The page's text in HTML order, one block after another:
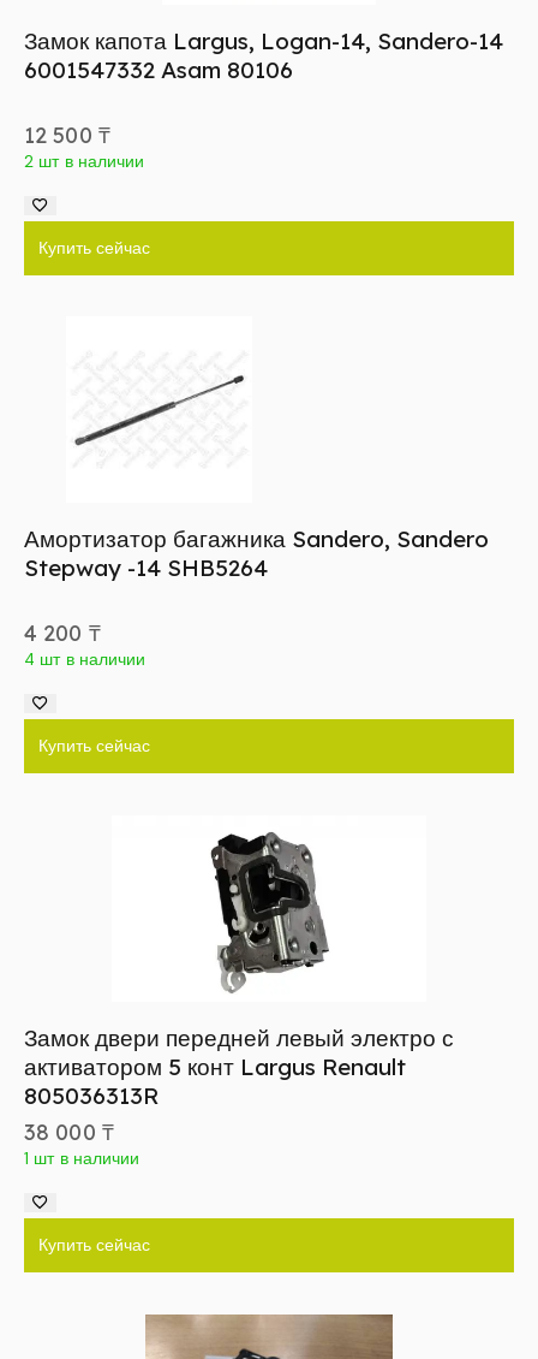
Замок капота Largus, Logan-14, Sandero-14
6001547332 Asam 80106
12 500 ₸
2 шт в наличии
Купить сейчас
Амортизатор багажника Sandero, Sandero
Stepway -14 SHB5264
4 200 ₸
4 шт в наличии
Купить сейчас
Замок двери передней левый электро с
активатором 5 конт Largus Renault
805036313R
38 000 ₸
1 шт в наличии
Купить сейчас